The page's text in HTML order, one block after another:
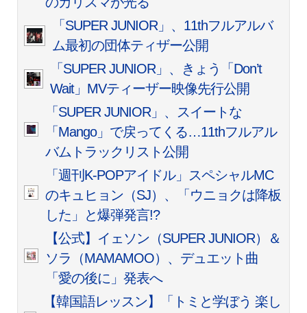
「SUPER JUNIOR」、11thフルアルバ
ム最初の団体ティザー公開
「SUPER JUNIOR」、きょう「Don’t
Wait」MVティーザー映像先行公開
「SUPER JUNIOR」、スイートな
「Mango」で戻ってくる…11thフルアル
バムトラックリスト公開
「週刊K-POPアイドル」スペシャルMC
のキュヒョン（SJ）、「ウニョクは降板
した」と爆弾発言!?
【公式】イェソン（SUPER JUNIOR）＆
ソラ（MAMAMOO）、デュエット曲
「愛の後に」発表へ
【韓国語レッスン】「トミと学ぼう 楽し